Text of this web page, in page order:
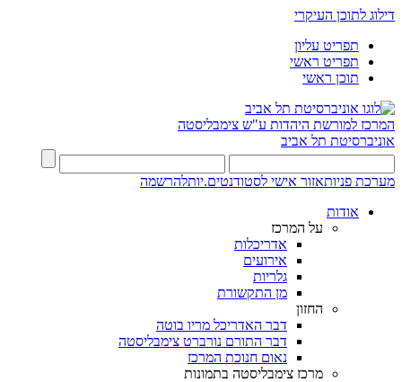
דילוג לתוכן העיקרי
תפריט עליון
תפריט ראשי
תוכן ראשי
המרכז למורשת היהדות ע"ש צימבליסטה
אוניברסיטת תל אביב
מערכת פניותאזור אישי לסטודנטים.יותלהרשמה
אודות
על המרכז
אדריכלות
אירועים
גלריות
מן התקשורת
החזון
דבר האדריכל מריו בוטה
דבר התורם נורברט צימבליסטה
נאום חנוכת המרכז
מרכז צימבליסטה בתמונות